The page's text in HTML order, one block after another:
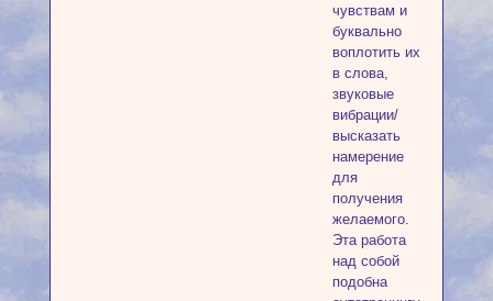
чувствам и
буквально
воплотить их
в слова,
звуковые
вибрации/
высказать
намерение
для
получения
желаемого.
Эта работа
над собой
подобна